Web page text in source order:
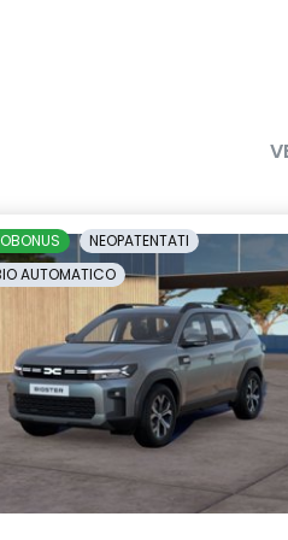
retrovisori
100% riciclato,
nero goffrato,
shark antenna
d'emergenza
sistema di
vigilanza
wireless
Auto™ /
volante
NEOPATENTATI
AUTOMATICO